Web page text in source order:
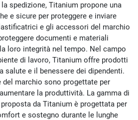
spedizione, Titanium propone una
e sicure per proteggere e inviare
e gli accessori del marchio
documenti e materiali
loro integrità nel tempo. Nel campo
di lavoro, Titanium offre prodotti
salute e il benessere dei dipendenti.
del marchio sono progettate per
la produttività. La gamma di
da Titanium è progettata per
e sostegno durante le lunghe